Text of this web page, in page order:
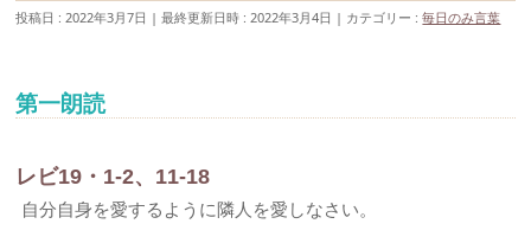
投稿日 : 2022年3月7日 最終更新日時 : 2022年3月4日 カテゴリー :毎日のみ言葉
第一朗読
レビ19・1-2、11-18
自分自身を愛するように隣人を愛しなさい。